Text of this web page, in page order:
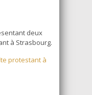
deux
à Strasbourg.
protestant à